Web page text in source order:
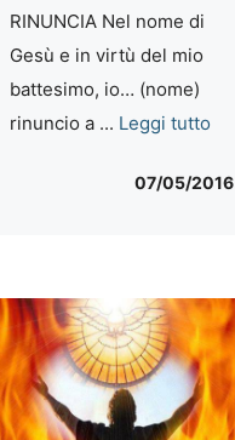
RINUNCIA Nel nome di
Gesù e in virtù del mio
battesimo, io… (nome)
rinuncio a ... Leggi tutto
07/05/2016